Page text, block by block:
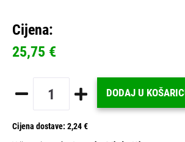
Cijena:
25,75 €
DODAJ U
Cijena dostave: 2,24 €